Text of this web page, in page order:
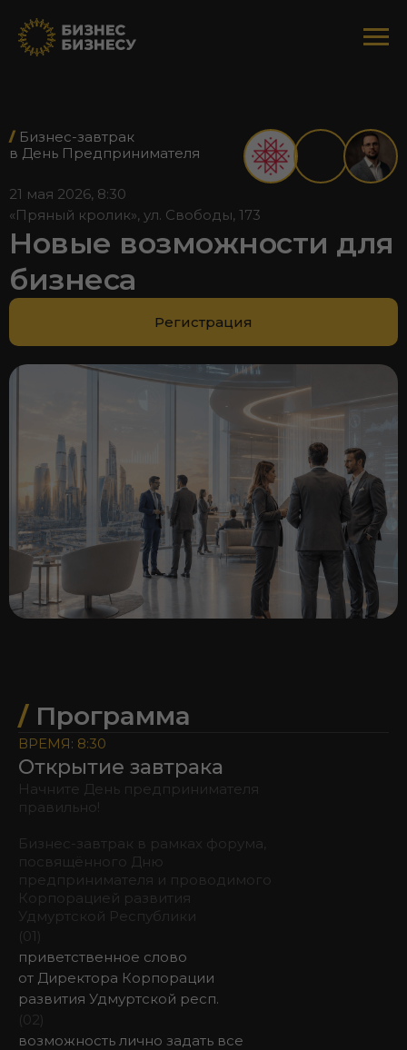
/ Бизнес-завтрак
в День Предпринимателя
21 мая 2026, 8:30
«Пряный кролик», ул. Свободы, 173
Новые возможности для
бизнеса
Регистрация
/ Программа
ВРЕМЯ: 8:30
Открытие завтрака
Начните День предпринимателя
правильно!
Бизнес-завтрак в рамках форума,
посвящённого Дню
предпринимателя и проводимого
Корпорацией развития
Удмуртской Республики
(01)
приветственное слово
от Директора Корпорации
развития Удмуртской респ.
(02)
возможность лично задать все